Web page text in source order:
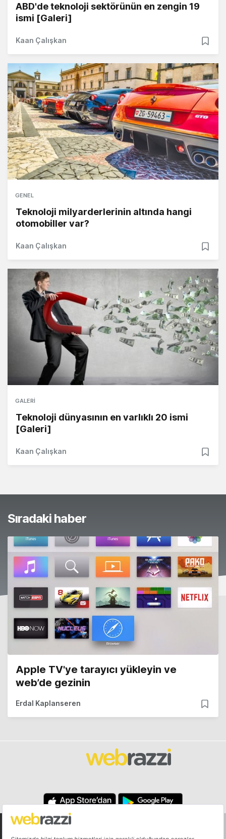
ABD'de teknoloji sektörünün en zengin 19
ismi [Galeri]
Kaan Çalışkan
GENEL
Teknoloji milyarderlerinin altında hangi
otomobiller var?
Kaan Çalışkan
GALERI
Teknoloji dünyasının en varlıklı 20 ismi
[Galeri]
Kaan Çalışkan
Sıradaki haber
Apple TV'ye tarayıcı yükleyin ve
web’de gezinin
Erdal Kaplanseren